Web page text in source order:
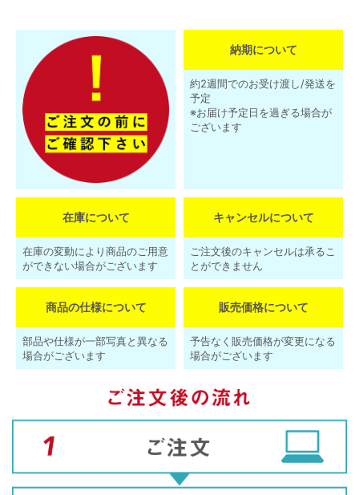
納期について
約2週間でのお受け渡し/発送を
予定
※お届け予定日を過ぎる場合が
ございます
在庫について
在庫の変動により商品のご用意
ができない場合がございます
キャンセルについて
ご注文後のキャンセルは承るこ
とができません
商品の仕様について
部品や仕様が一部写真と異なる
場合がございます
販売価格について
予告なく販売価格が変更になる
場合がございます